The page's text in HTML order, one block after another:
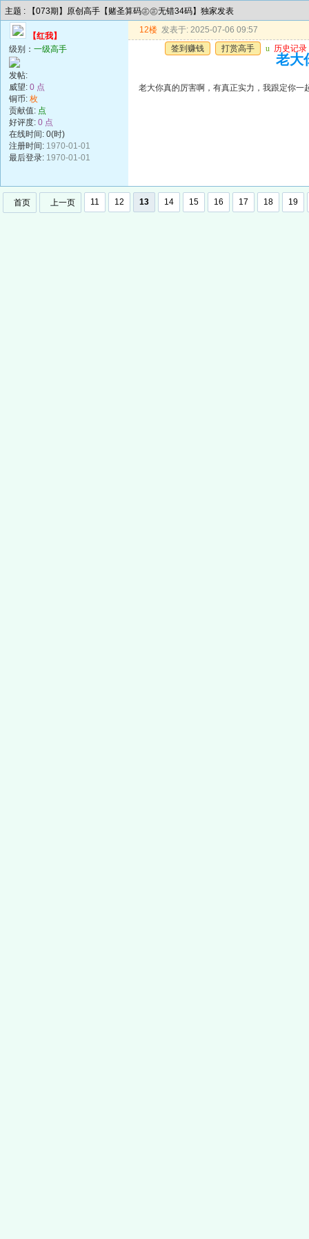
主题 : 【073期】原创高手【赌圣算码㊣㊣无错34码】独家发表
【红我】
级别： 一级高手
发帖:
威望: 0 点
铜币: 枚
贡献值: 点
好评度: 0 点
在线时间: 0(时)
注册时间: 1970-01-01
最后登录: 1970-01-01
12楼 发表于: 2025-07-06 09:57
签到赚钱
打赏高手 u 历史记录
老大
老大你真的厉害啊，有真正实力，我跟定你一
首页 上一页 11 12 13 14 15 16 17 18 19